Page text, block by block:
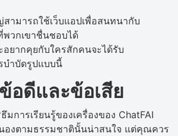
สามารถใช้เว็บแอปเพื่อสนทนากับ
วกเขาชื่นชอบได้
อยากคุยกับใครสักคนจะได้รับ
บำบัดรูปแบบนี้
อดีและข้อเสีย
มการเรียนรู้ของเครื่องของ ChatFAI
องตามธรรมชาตินั้นน่าสนใจ แต่คุณควร